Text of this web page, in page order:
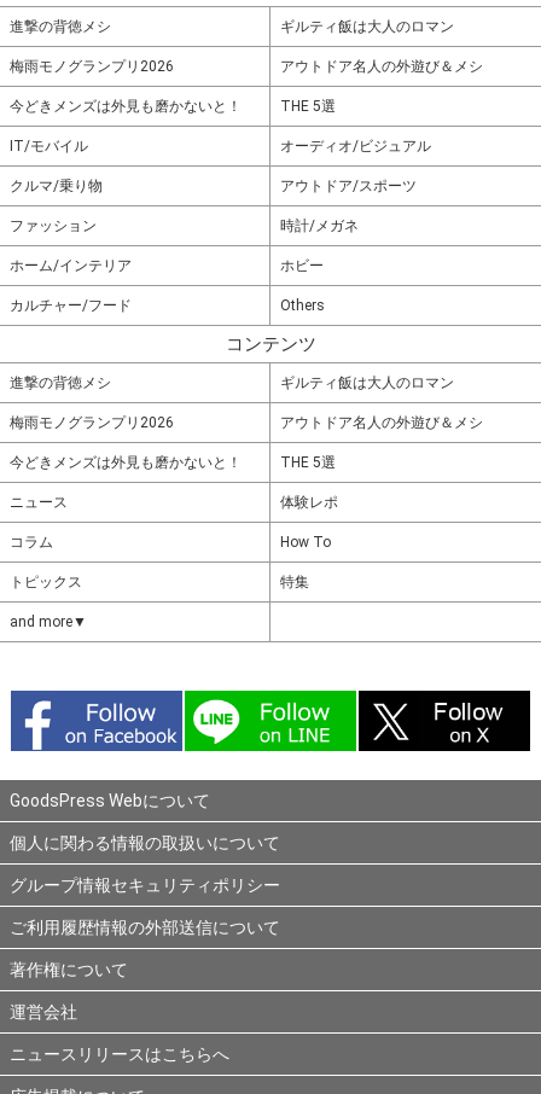
進撃の背徳メシ ギルティ飯は大人のロマン
梅雨モノグランプリ2026 アウトドア名人の外遊び＆メシ
今どきメンズは外見も磨かないと！ THE 5選
IT/モバイル オーディオ/ビジュアル
クルマ/乗り物 アウトドア/スポーツ
ファッション 時計/メガネ
ホーム/インテリア ホビー
カルチャー/フード Others
コンテンツ
進撃の背徳メシ ギルティ飯は大人のロマン
梅雨モノグランプリ2026 アウトドア名人の外遊び＆メシ
今どきメンズは外見も磨かないと！ THE 5選
ニュース 体験レポ
コラム How To
トピックス 特集
and more▼
GoodsPress Webについて
個人に関わる情報の取扱いについて
グループ情報セキュリティポリシー
ご利用履歴情報の外部送信について
著作権について
運営会社
ニュースリリースはこちらへ